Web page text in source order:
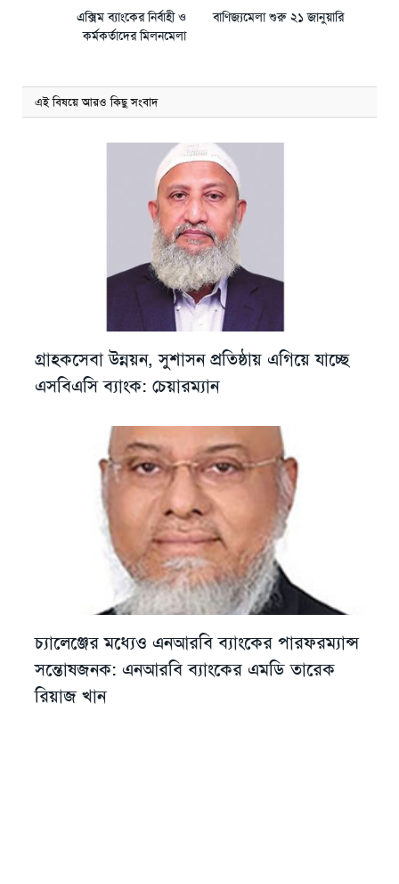
এক্সিম ব্যাংকের নির্বাহী ও
কর্মকর্তাদের মিলনমেলা
বাণিজ্যমেলা শুরু ২১ জানুয়ারি
এই বিষয়ে আরও কিছু সংবাদ
গ্রাহকসেবা উন্নয়ন, সুশাসন প্রতিষ্ঠায় এগিয়ে যাচ্ছে
এসবিএসি ব্যাংক: চেয়ারম্যান
চ্যালেঞ্জের মধ্যেও এনআরবি ব্যাংকের পারফরম্যান্স
সন্তোষজনক: এনআরবি ব্যাংকের এমডি তারেক
রিয়াজ খান